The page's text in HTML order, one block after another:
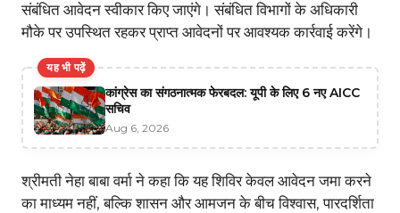
संबंधित आवेदन स्वीकार किए जाएंगे। संबंधित विभागों के अधिकारी
मौके पर उपस्थित रहकर प्राप्त आवेदनों पर आवश्यक कार्रवाई करेंगे।
यह भी पढ़ें
कांग्रेस का संगठनात्मक फेरबदल: यूपी के लिए 6 नए AICC
सचिव
Aug 6, 2026
श्रीमती नेहा बाबा वर्मा ने कहा कि यह शिविर केवल आवेदन जमा करने
का माध्यम नहीं, बल्कि शासन और आमजन के बीच विश्वास, पारदर्शिता